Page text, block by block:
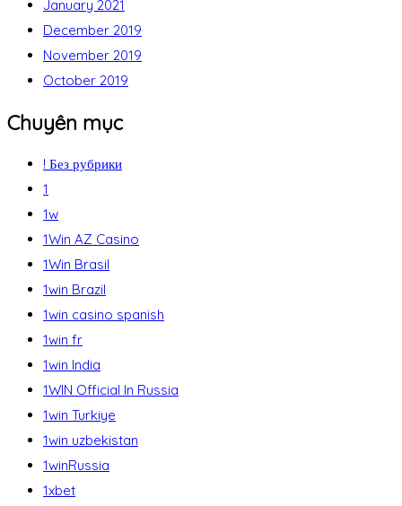
January 2021
December 2019
November 2019
October 2019
Chuyên mục
! Без рубрики
1
1w
1Win AZ Casino
1Win Brasil
1win Brazil
1win casino spanish
1win fr
1win India
1WIN Official In Russia
1win Turkiye
1win uzbekistan
1winRussia
1xbet